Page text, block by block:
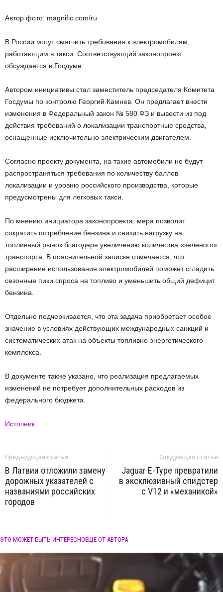
Автор фото: magnific.com/ru
В России могут смягчить требования к электромобилям,
работающим в такси. Соответствующий законопроект
обсуждается в Госдуме
Автором инициативы стал заместитель председателя Комитета
Госдумы по контролю Георгий Камнев. Он предлагает внести
изменения в Федеральный закон № 580 ФЗ и вывести из под
действия требований о локализации транспортные средства,
оснащенные исключительно электрическим двигателем.
Согласно проекту документа, на такие автомобили не будут
распространяться требования по количеству баллов
локализации и уровню российского производства, которые
предусмотрены для легковых такси.
По мнению инициатора законопроекта, мера позволит
сократить потребление бензина и снизить нагрузку на
топливный рынок благодаря увеличению количества «зеленого»
транспорта. В пояснительной записке отмечается, что
расширение использования электромобилей поможет сгладить
сезонные пики спроса на топливо и уменьшить общий дефицит
бензина.
Отдельно подчеркивается, что эта задача приобретает особое
значение в условиях действующих международных санкций и
систематических атак на объекты топливно энергетического
комплекса.
В документе также указано, что реализация предлагаемых
изменений не потребует дополнительных расходов из
федерального бюджета.
Источник
Предыдущая статья
В Латвии отложили замену
дорожных указателей с
названиями российских
городов
Следующая статья
Jaguar E-Type превратили
в эксклюзивный спидстер
с V12 и «механикой»
ЭТО МОЖЕТ БЫТЬ ИНТЕРЕСНОЕЩЕ ОТ АВТОРА